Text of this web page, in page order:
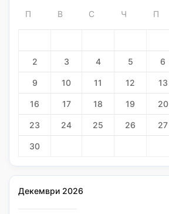
П В С Ч П
2 3 4 5 6
9 10 11 12 13
16 17 18 19 20
23 24 25 26 27
30
Декември 2026